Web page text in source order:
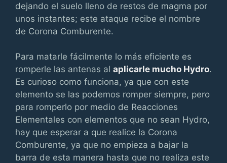
dejando el suelo lleno de restos de magma por
unos instantes; este ataque recibe el nombre
de Corona Comburente.
Para matarle fácilmente lo más eficiente es
romperle las antenas al aplicarle mucho Hydro.
Es curioso como funciona, ya que con este
elemento se las podemos romper siempre, pero
para romperlo por medio de Reacciones
Elementales con elementos que no sean Hydro,
hay que esperar a que realice la Corona
Comburente, ya que no empieza a bajar la
barra de esta manera hasta que no realiza este